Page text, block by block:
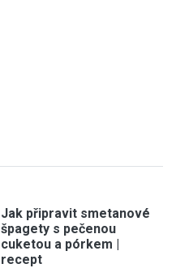
Jak připravit smetanové
špagety s pečenou
cuketou a pórkem |
recept